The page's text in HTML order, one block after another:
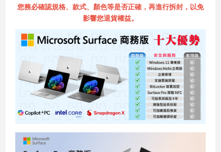
您務必確認規格、款式、顏色等是否正確，再進行拆封，以免
影響您退貨權益。